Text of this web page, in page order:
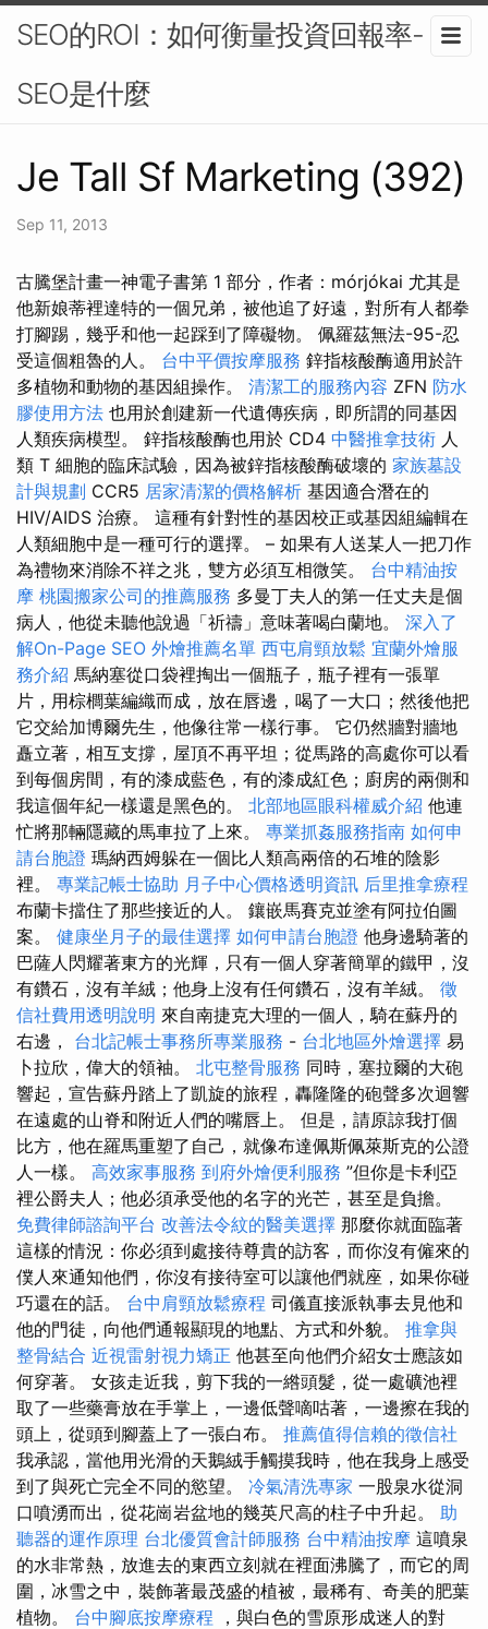
SEO的ROI：如何衡量投資回報率-
SEO是什麼
Je Tall Sf Marketing (392)
Sep 11, 2013
古騰堡計畫一神電子書第 1 部分，作者：mórjókai 尤其是
他新娘蒂裡達特的一個兄弟，被他追了好遠，對所有人都拳
打腳踢，幾乎和他一起踩到了障礙物。 佩羅茲無法-95-忍
受這個粗魯的人。 台中平價按摩服務 鋅指核酸酶適用於許
多植物和動物的基因組操作。 清潔工的服務內容 ZFN 防水
膠使用方法 也用於創建新一代遺傳疾病，即所謂的同基因
人類疾病模型。 鋅指核酸酶也用於 CD4 中醫推拿技術 人
類 T 細胞的臨床試驗，因為被鋅指核酸酶破壞的 家族墓設
計與規劃 CCR5 居家清潔的價格解析 基因適合潛在的
HIV/AIDS 治療。 這種有針對性的基因校正或基因組編輯在
人類細胞中是一種可行的選擇。 – 如果有人送某人一把刀作
為禮物來消除不祥之兆，雙方必須互相微笑。 台中精油按
摩 桃園搬家公司的推薦服務 多曼丁夫人的第一任丈夫是個
病人，他從未聽他說過「祈禱」意味著喝白蘭地。 深入了
解On-Page SEO 外燴推薦名單 西屯肩頸放鬆 宜蘭外燴服
務介紹 馬納塞從口袋裡掏出一個瓶子，瓶子裡有一張單
片，用棕櫚葉編織而成，放在唇邊，喝了一大口；然後他把
它交給加博爾先生，他像往常一樣行事。 它仍然牆對牆地
矗立著，相互支撐，屋頂不再平坦；從馬路的高處你可以看
到每個房間，有的漆成藍色，有的漆成紅色；廚房的兩側和
我這個年紀一樣還是黑色的。 北部地區眼科權威介紹 他連
忙將那輛隱藏的馬車拉了上來。 專業抓姦服務指南 如何申
請台胞證 瑪納西姆躲在一個比人類高兩倍的石堆的陰影
裡。 專業記帳士協助 月子中心價格透明資訊 后里推拿療程
布蘭卡擋住了那些接近的人。 鑲嵌馬賽克並塗有阿拉伯圖
案。 健康坐月子的最佳選擇 如何申請台胞證 他身邊騎著的
巴薩人閃耀著東方的光輝，只有一個人穿著簡單的鐵甲，沒
有鑽石，沒有羊絨；他身上沒有任何鑽石，沒有羊絨。 徵
信社費用透明說明 來自南捷克大理的一個人，騎在蘇丹的
右邊， 台北記帳士事務所專業服務 - 台北地區外燴選擇 易
卜拉欣，偉大的領袖。 北屯整骨服務 同時，塞拉爾的大砲
響起，宣告蘇丹踏上了凱旋的旅程，轟隆隆的砲聲多次迴響
在遠處的山脊和附近人們的嘴唇上。 但是，請原諒我打個
比方，他在羅馬重塑了自己，就像布達佩斯佩萊斯克的公證
人一樣。 高效家事服務 到府外燴便利服務 ”但你是卡利亞
裡公爵夫人；他必須承受他的名字的光芒，甚至是負擔。
免費律師諮詢平台 改善法令紋的醫美選擇 那麼你就面臨著
這樣的情況：你必須到處接待尊貴的訪客，而你沒有僱來的
僕人來通知他們，你沒有接待室可以讓他們就座，如果你碰
巧還在的話。 台中肩頸放鬆療程 司儀直接派執事去見他和
他的門徒，向他們通報顯現的地點、方式和外貌。 推拿與
整骨結合 近視雷射視力矯正 他甚至向他們介紹女士應該如
何穿著。 女孩走近我，剪下我的一綹頭髮，從一處礦池裡
取了一些藥膏放在手掌上，一邊低聲嘀咕著，一邊擦在我的
頭上，從頭到腳蓋上了一張白布。 推薦值得信賴的徵信社
我承認，當他用光滑的天鵝絨手觸摸我時，他在我身上感受
到了與死亡完全不同的慾望。 冷氣清洗專家 一股泉水從洞
口噴湧而出，從花崗岩盆地的幾英尺高的柱子中升起。 助
聽器的運作原理 台北優質會計師服務 台中精油按摩 這噴泉
的水非常熱，放進去的東西立刻就在裡面沸騰了，而它的周
圍，冰雪之中，裝飾著最茂盛的植被，最稀有、奇美的肥葉
植物。 台中腳底按摩療程
，與白色的雪原形成迷人的對